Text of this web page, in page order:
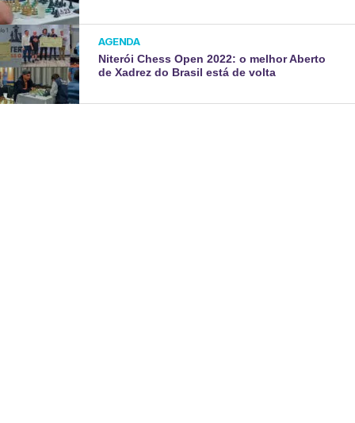
AGENDA
Niterói Chess Open 2022: o melhor Aberto
de Xadrez do Brasil está de volta